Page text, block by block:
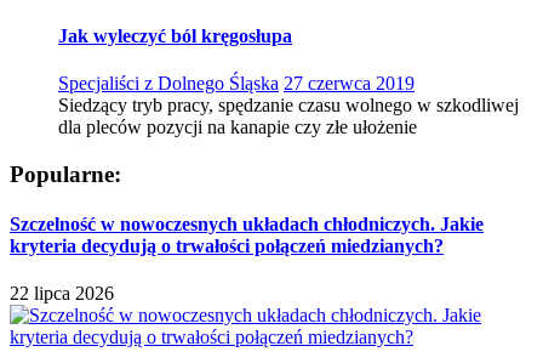
Jak wyleczyć ból kręgosłupa
Specjaliści z Dolnego Śląska 27 czerwca 2019
Siedzący tryb pracy, spędzanie czasu wolnego w szkodliwej
dla pleców pozycji na kanapie czy złe ułożenie
Popularne:
Szczelność w nowoczesnych układach chłodniczych. Jakie
kryteria decydują o trwałości połączeń miedzianych?
22 lipca 2026